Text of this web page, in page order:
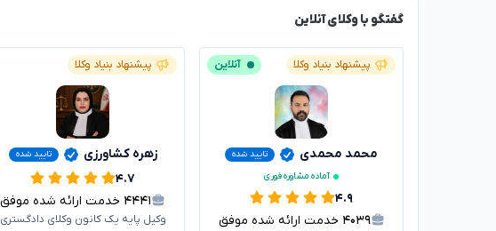
گفتگو با وکلای آنلاین
پیشنهاد بنیاد وکلا آنلاین
محمد محمدی
تایید شده
آماده مشاوره فوری
۴.۹
۴۰۳۹ خدمت ارائه شده موفق
پیشنهاد بنیاد وکلا
زهره کشاورزی تایید شده
۴.۷
۴۴۴۱ خدمت ارائه شده موفق
وکیل پایه یک کانون وکلای دادگستری